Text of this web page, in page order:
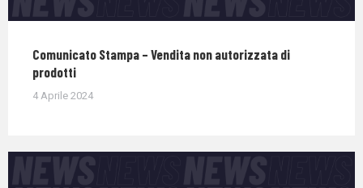
Comunicato Stampa – Vendita non autorizzata di
prodotti
4 Aprile 2024